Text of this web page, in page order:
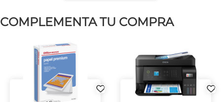
COMPLEMENTA TU COMPRA